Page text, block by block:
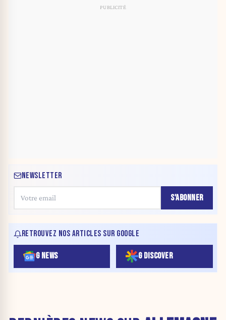
NEWSLETTER
S'ABONNER
RETROUVEZ NOS ARTICLES SUR GOOGLE
G NEWS G DISCOVER